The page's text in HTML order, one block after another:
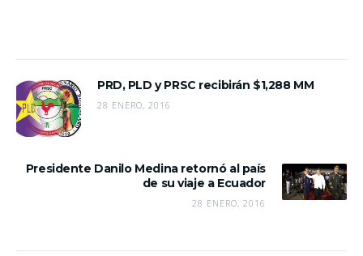
PRD, PLD y PRSC recibirán $1,288 MM
28 ENERO, 2016
Presidente Danilo Medina retornó al país
de su viaje a Ecuador
28 ENERO, 2016